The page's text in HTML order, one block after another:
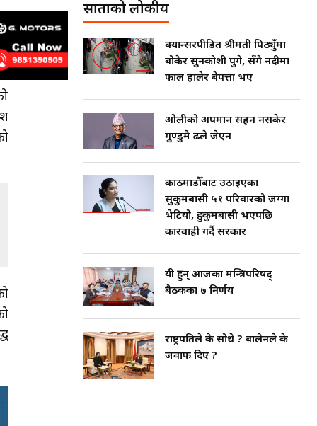
साताको लोकप्रीय
क्यान्सरपीडित श्रीमती पिठ्युँमा
बोकेर सुनकोशी पुगे, सँगै नदीमा
फाल हालेर बेपत्ता भए
ओलीको अपमान सहन नसकेर
गुण्डुमै ढले जेएन
काठमाडौँबाट उठाइएका
सुकुमबासी ५१ परिवारको जग्गा
भेटियो, हुकुमबासी भएपछि
कारवाही गर्दै सरकार
यी हुन् आजका मन्त्रिपरिषद्
बैठकका ७ निर्णय
राष्ट्रपतिले के सोधे ? बालेनले के
जवाफ दिए ?